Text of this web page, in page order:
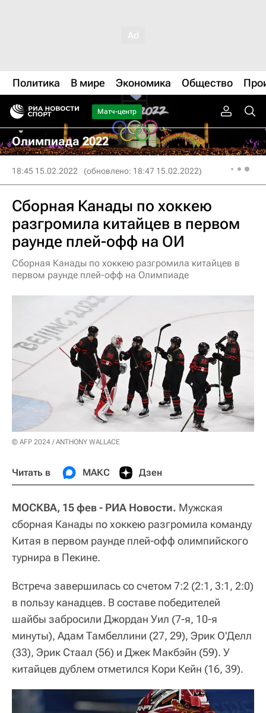
Политика В мире Экономика Общество
Матч-центр
Олимпиада 2022
18:45 15.02.2022 (обновлено: 18:47 15.02.2022)
Сборная Канады по хоккею
разгромила китайцев в первом
раунде плей-офф на ОИ
Сборная Канады по хоккею разгромила китайцев в
первом раунде плей-офф на Олимпиаде
© AFP 2024 / ANTHONY WALLACE
Читать в МАКС Дзен
МОСКВА, 15 фев - РИА Новости. Мужская
сборная Канады по хоккею разгромила команду
Китая в первом раунде плей-офф олимпийского
турнира в Пекине.
Встреча завершилась со счетом 7:2 (2:1, 3:1, 2:0)
в пользу канадцев. В составе победителей
шайбы забросили Джордан Уил (7-я, 10-я
минуты), Адам Тамбеллини (27, 29), Эрик О'Делл
(33), Эрик Стаал (56) и Джек Макбэйн (59). У
китайцев дублем отметился Кори Кейн (16, 39).